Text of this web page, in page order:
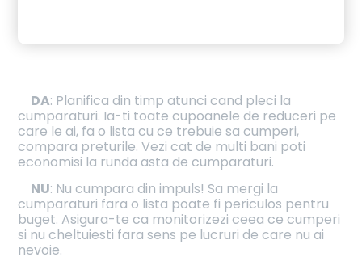
DA: Planifica din timp atunci cand pleci la
cumparaturi. Ia-ti toate cupoanele de reduceri pe
care le ai, fa o lista cu ce trebuie sa cumperi,
compara preturile. Vezi cat de multi bani poti
economisi la runda asta de cumparaturi.
NU: Nu cumpara din impuls! Sa mergi la
cumparaturi fara o lista poate fi periculos pentru
buget. Asigura-te ca monitorizezi ceea ce cumperi
si nu cheltuiesti fara sens pe lucruri de care nu ai
nevoie.